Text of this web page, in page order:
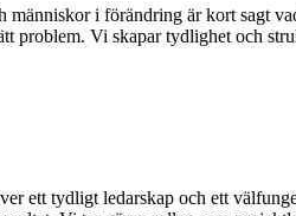
människor i förändring är kort sagt
problem. Vi skapar tydlighet och
ett tydligt ledarskap och ett